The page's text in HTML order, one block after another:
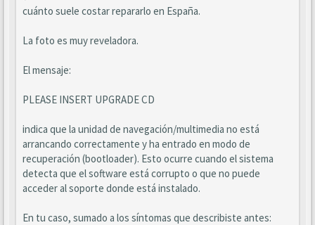
cuánto suele costar repararlo en España.
La foto es muy reveladora.
El mensaje:
PLEASE INSERT UPGRADE CD
indica que la unidad de navegación/multimedia no está
arrancando correctamente y ha entrado en modo de
recuperación (bootloader). Esto ocurre cuando el sistema
detecta que el software está corrupto o que no puede
acceder al soporte donde está instalado.
En tu caso, sumado a los síntomas que describiste antes: